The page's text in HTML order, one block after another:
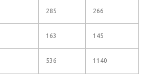
285 266
163 145
536 1140